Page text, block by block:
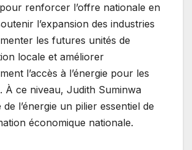
renforcer l’offre nationale en
l’expansion des industries
les futures unités de
locale et améliorer
l’accès à l’énergie pour les
À ce niveau, Judith Suminwa
l’énergie un pilier essentiel de
économique nationale.